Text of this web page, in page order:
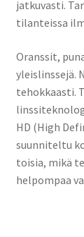
jatkuvasti.
tilanteissa
Oranssit,
yleislinssejä.
tehokkaasti.
HD (High
suunniteltu
toisia, mikä
helpompaa